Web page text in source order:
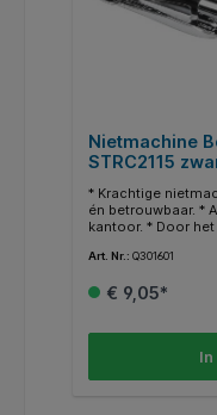
Nietmachine
STRC2115
* Krachtige
én betrouwbaar. *
kantoor. * Door
Capaciteit 25vel.
Art. Nr.: Q301601
€ 9,05*